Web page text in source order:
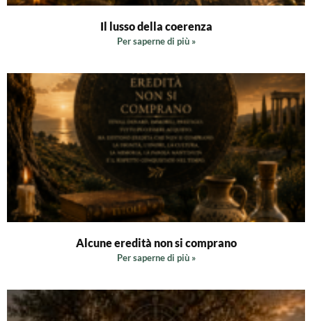
Il lusso della coerenza
Per saperne di più »
Alcune eredità non si comprano
Per saperne di più »